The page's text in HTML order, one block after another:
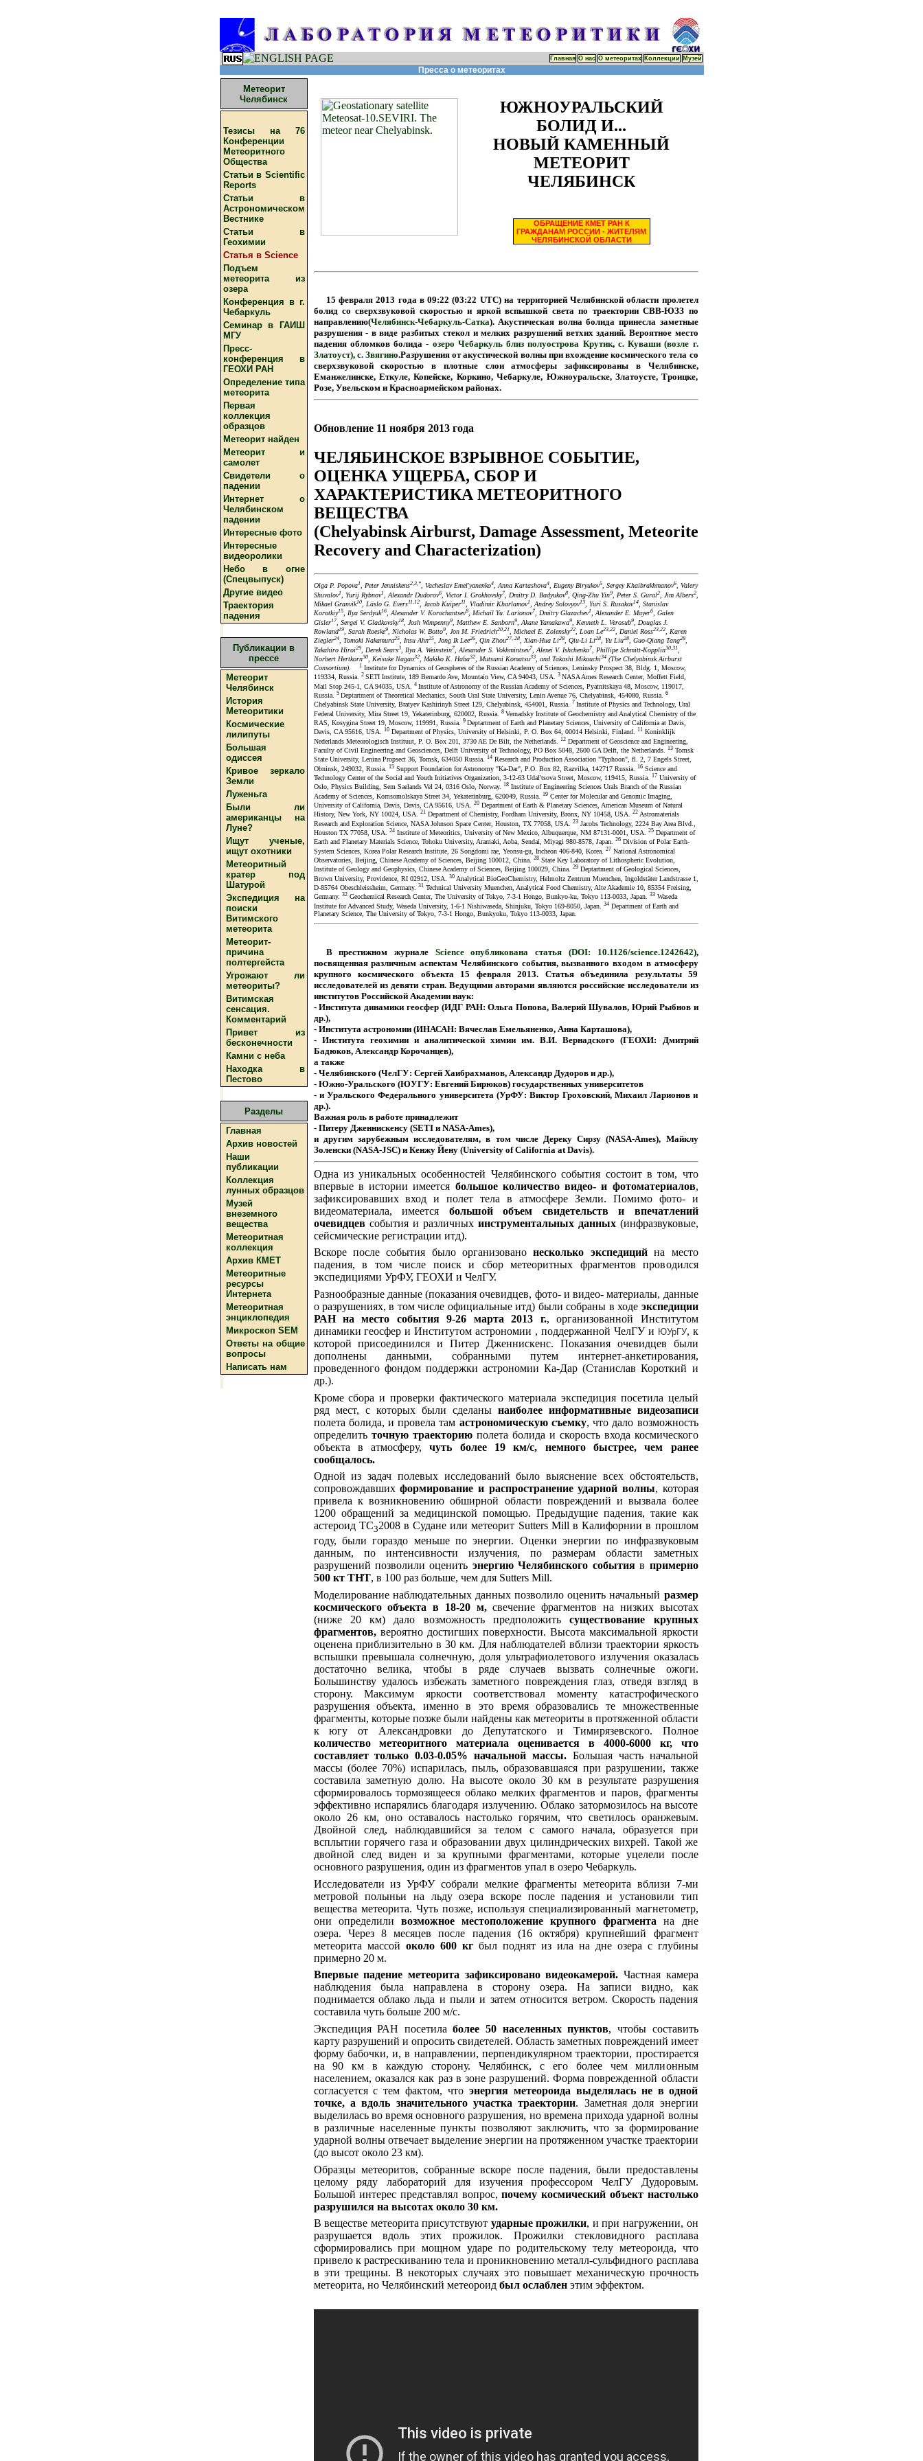
Главная О нас О метеоритах Коллекции Музей
Пресса о метеоритах
Метеорит
Челябинск
Тезисы на 76
Конференции
Метеоритного
Общества
Cтатьи в Scientific
Reports
Cтатьи в
Астрономическом
Вестнике
Cтатьи в
Геохимии
Cтатья в Science
Подъем
метеорита из
озера
Конференция в г.
Чебаркуль
Семинар в ГАИШ
МГУ
Пресс-
конференция в
ГЕОХИ РАН
Определение типа
метеорита
Первая
коллекция
образцов
Метеорит найден
Метеорит и
самолет
Свидетели о
падении
Интернет о
Челябинском
падении
Интересные фото
Интересные
видеоролики
Небо в огне
(Спецвыпуск)
Другие видео
Траектория
падения
Публикации в
прессе
Метеорит
Челябинск
История
Метеоритики
Космические
лилипуты
Большая
одиссея
Кривое зеркало
Земли
Луженьга
Были ли
американцы на
Луне?
Ищут ученые,
ищут охотники
Метеоритный
кратер под
Шатурой
Экспедиция на
поиски
Витимского
метеорита
Метеорит-
причина
полтергейста
Угрожают ли
метеориты?
Витимская
сенсация.
Комментарий
Привет из
бесконечности
Камни с неба
Находка в
Пестово
Разделы
Главная
Архив новостей
Наши
публикации
Коллекция
лунных образцов
Музей
внеземного
вещества
Метеоритная
коллекция
Архив КМЕТ
Метеоритные
ресурсы
Интернета
Метеоритная
энциклопедия
Микроскоп SEM
Ответы на общие
вопросы
Написать нам
ЮЖНОУРАЛЬСКИЙ
БОЛИД И...
НОВЫЙ КАМЕННЫЙ
МЕТЕОРИТ
ЧЕЛЯБИНСК
ОБРАЩЕНИЕ КМЕТ РАН К
ГРАЖДАНАМ РОССИИ - ЖИТЕЛЯМ
ЧЕЛЯБИНСКОЙ ОБЛАСТИ
15 февраля 2013 года в 09:22 (03:22 UTC) на территорией Челябинской области пролетел
болид со сверхзвуковой скоростью и яркой вспышкой света по траектории СВВ-ЮЗЗ по
направлению(Челябинск-Чебаркуль-Сатка). Акустическая волна болида принесла заметные
разрушения - в виде разбитых стекол и мелких разрушений ветхих зданий. Вероятное место
падения обломков болида - озеро Чебаркуль близ полуострова Крутик, с. Куваши (возле г.
Златоуст), с. Звягино.Разрушения от акустической волны при вхождение космического тела со
сверхзвуковой скоростью в плотные слои атмосферы зафиксированы в Челябинске,
Еманжелинске, Еткуле, Копейске, Коркино, Чебаркуле, Южноуральске, Златоусте, Троицке,
Розе, Увельском и Красноармейском районах.
Обновление 11 ноября 2013 года
ЧЕЛЯБИНСКОЕ ВЗРЫВНОЕ СОБЫТИЕ,
ОЦЕНКА УЩЕРБА, СБОР И
ХАРАКТЕРИСТИКА МЕТЕОРИТНОГО
ВЕЩЕСТВА
(Chelyabinsk Airburst, Damage Assessment, Meteorite
Recovery and Characterization)
Olga P. Popova1, Peter Jenniskens2,3,*, Vacheslav Emel'yanenko4, Anna Kartashova4, Eugeny Biryukov5, Sergey Khaibrakhmanov6, Valery
Shuvalov1 , Yurij Rybnov1 , Alexandr Dudorov6, Victor I. Grokhovsky7, Dmitry D. Badyukov8, Qing-Zhu Yin9, Peter S. Gural2, Jim Albers2,
Mikael Granvik10, Läslo G. Evers11,12, Jacob Kuiper11 , Vladimir Kharlamov1 , Andrey Solovyov13, Yuri S. Rusakov14, Stanislav
Korotkiy15, Ilya Serdyuk16, Alexander V. Korochantsev8, Michail Yu. Larionov7, Dmitry Glazachev1, Alexander E. Mayer6, Galen
Gisler17, Sergei V. Gladkovsky18, Josh Wimpenny9, Matthew E. Sanborn9, Akane Yamakawa9, Kenneth L. Verosub9, Douglas J.
Rowland19, Sarah Roeske9, Nicholas W. Botto9, Jon M. Friedrich20,21 , Michael E. Zolensky22, Loan Le23,22, Daniel Ross23,22, Karen
Ziegler24, Tomoki Nakamura25, Insu Ahn25, Jong Ik Lee26, Qin Zhou27, 28, Xian-Hua Li28, Qiu-Li Li28, Yu Liu28, Guo-Qiang Tang28,
Takahiro Hiroi29, Derek Sears3, Ilya A. Weinstein7, Alexander S. Vokhmintsev7, Alexei V. Ishchenko7, Phillipe Schmitt-Kopplin30,31
Norbert Hertkorn30, Keisuke Nagao32, Makiko K. Haba32, Mutsumi Komatsu33, and Takashi Mikouchi34(The Chelyabinsk Airburst
Consortium).
1Institute for Dynamics of Geospheres of the Russian Academy of Sciences, Leninsky Prospect 38, Bldg. 1, Moscow,
119334, Russia. 2 SETI Institute, 189 Bernardo Ave, Mountain View, CA 94043, USA. 3 NASA Ames Research Center, Moffett Field,
Mail Stop 245-1, CA 94035, USA.
4 Institute of Astronomy of the Russian Academy of Sciences, Pyatnitskaya 48, Moscow, 119017,
Russia. 5 Deptartment of Theoretical Mechanics, South Ural State University, Lenin Avenue 76, Chelyabinsk, 454080, Russia. 6
Chelyabinsk State University, Bratyev Kashirinyh Street 129, Chelyabinsk, 454001, Russia. 7 Institute of Physics and Technology, Ural
Federal University, Mira Street 19, Yekaterinburg, 620002, Russia.
8 Vernadsky Institute of Geochemistry and Analytical Chemistry of the
RAS, Kosygina Street 19, Moscow, 119991, Russia. 9 Deptartment of Earth and Planetary Sciences, University of California at Davis,
Davis, CA 95616, USA. 10Department of Physics, University of Helsinki, P. O. Box 64, 00014 Helsinki, Finland. 11Koninklijk
Nederlands Meteorologisch Instituut, P. O. Box 201, 3730 AE De Bilt, the Netherlands.
12Department of Geoscience and Engineering,
Faculty of Civil Engineering and Geosciences, Delft University of Technology, PO Box 5048, 2600 GA Delft, the Netherlands. 13Tomsk
State University, Lenina Propsect 36, Tomsk, 634050 Russia. 14Research and Production Association "Typhoon", fl. 2, 7 Engels Street,
Obninsk, 249032, Russia.
15Support Foundation for Astronomy "Ka-Dar", P.O. Box 82, Razvilka, 142717 Russia. 16Science and
Technology Center of the Social and Youth Initiatives Organization, 3-12-63 Udal'tsova Street, Moscow, 119415, Russia. 17 University of
Oslo, Physics Building, Sem Saelands Vel 24, 0316 Oslo, Norway. 18Institute of Engineering Sciences Urals Branch of the Russian
Academy of Sciences, Komsomolskaya Street 34, Yekaterinburg, 620049, Russia.
19Center for Molecular and Genomic Imaging,
University of California, Davis, Davis, CA 95616, USA. 20Department of Earth & Planetary Sciences, American Museum of Natural
History, New York, NY 10024, USA. 21Department of Chemistry, Fordham University, Bronx, NY 10458, USA. 22Astromaterials
Research and Exploration Science, NASA Johnson Space Center, Houston, TX 77058, USA.
23Jacobs Technology, 2224 Bay Area Blvd.,
Houston TX 77058, USA. 24Institute of Meteoritics, University of New Mexico, Albuquerque, NM 87131-0001, USA. 25Department of
Earth and Planetary Materials Science, Tohoku University, Aramaki, Aoba, Sendai, Miyagi 980-8578, Japan. 26Division of Polar Earth-
System Sciences, Korea Polar Research Institute, 26 Songdomi rae, Yeonsu-gu, Incheon 406-840, Korea.
27 National Astronomical
Observatories, Beijing, Chinese Academy of Sciences, Beijing 100012, China. 28State Key Laboratory of Lithospheric Evolution,
Institute of Geology and Geophysics, Chinese Academy of Sciences, Beijing 100029, China. 29Deptartment of Geological Sciences,
Brown University, Providence, RI 02912, USA.
30Analytical BioGeoChemistry, Helmoltz Zentrum Muenchen, Ingoldstäter Landstrasse 1,
D-85764 Obeschleissheim, Germany. 31Technical University Muenchen, Analytical Food Chemistry, Alte Akademie 10, 85354 Freising,
Germany. 32Geochemical Research Center, The University of Tokyo, 7-3-1 Hongo, Bunkyo-ku, Tokyo 113-0033, Japan. 33Waseda
Institute for Advanced Study, Waseda University, 1-6-1 Nishiwaseda, Shinjuku, Tokyo 169-8050, Japan.
34Department of Earth and
Planetary Science, The University of Tokyo, 7-3-1 Hongo, Bunkyoku, Tokyo 113-0033, Japan.
В престижном журнале Scienceопубликована статья (DOI: 10.1126/science.1242642),
посвященная различным аспектам Челябинского события, вызванного входом в атмосферу
крупного космического объекта 15 февраля 2013. Статья объединила результаты 59
исследователей из девяти стран. Ведущими авторами являются российские исследователи из
институтов Российской Академии наук:
- Института динамики геосфер (ИДГ РАН: Ольга Попова, Валерий Шувалов, Юрий Рыбнов и
др.),
- Института астрономии (ИНАСАН: Вячеслав Емельяненко, Анна Карташова),
- Института геохимии и аналитической химии им. В.И. Вернадского (ГЕОХИ: Дмитрий
Бадюков, Александр Корочанцев),
а также
- Челябинского (ЧелГУ: Сергей Хаибрахманов, Александр Дудоров и др.),
- Южно-Уральского (ЮУГУ: Евгений Бирюков) государственных университетов
- и Уральского Федерального университета (УрФУ: Виктор Гроховский, Михаил Ларионов и
др.).
Важная роль в работе принадлежит
- Питеру Дженнискенсу (SETI и NASA-Ames),
и другим зарубежным исследователям, в том числе Дереку Сирзу (NASA-Ames), Майклу
Золенски (NASA-JSC) и Кенжу Йену (University of California at Davis).
Одна из уникальных особенностей Челябинского события состоит в том, что
впервые в истории имеется большое количество видео- и фотоматериалов,
зафиксировавших вход и полет тела в атмосфере Земли. Помимо фото- и
видеоматериала, имеется большой объем свидетельств и впечатлений
очевидцевсобытия и различных инструментальных данных(инфразвуковые,
сейсмические регистрации итд).
Вскоре после события было организованонесколько экспедицийна место
падения, в том числе поиск и сбор метеоритных фрагментов проводился
экспедициями УрФУ, ГЕОХИ и ЧелГУ.
Разнообразные данные (показания очевидцев, фото- и видео- материалы, данные
о разрушениях, в том числе официальные итд) были собраны в ходе экспедиции
РАН на место события 9-26 марта 2013 г., организованной Институтом
динамики геосфер и Институтом астрономии , поддержанной ЧелГУ и ЮУрГУ, к
которой присоединился и Питер Дженнискенс. Показания очевидцев были
дополнены данными, собранными путем интернет-анкетирования,
проведенного фондом поддержки астрономии Ка-Дар (Станислав Короткий и
др.).
Кроме сбора и проверки фактического материала экспедиция посетила целый
ряд мест, с которых были сделаны наиболее информативные видеозаписи
полета болида, и провела там астрономическую съемку, что дало возможность
определить точную траекториюполета болида и скорость входа космического
объекта в атмосферу,чуть более 19 км/c, немного быстрее, чем ранее
сообщалось.
Одной из задач полевых исследований было выяснение всех обстоятельств,
сопровождавшихформирование и распространение ударной волны, которая
привела к возникновению обширной области повреждений и вызвала более
1200 обращений за медицинской помощью. Предыдущие падения, такие как
астероид TC32008 в Судане или метеорит Sutters Mill в Калифорнии в прошлом
году, были гораздо меньше по энергии. Оценки энергии по инфразвуковым
данным, по интенсивности излучения, по размерам области заметных
разрушений позволили оценить энергию Челябинского событияв примерно
500 кт ТНТ, в 100 раз больше, чем для Sutters Mill.
Моделирование наблюдательных данных позволило оценить начальный размер
космического объекта в 18-20 м,свечение фрагментов на низких высотах
(ниже 20 км) дало возможность предположитьсуществование крупных
фрагментов,вероятно достигших поверхности. Высота максимальной яркости
оценена приблизительно в 30 км. Для наблюдателей вблизи траектории яркость
вспышки превышала солнечную, доля ультрафиолетового излучения оказалась
достаточно велика, чтобы в ряде случаев вызвать солнечные ожоги.
Большинству удалось избежать заметного повреждения глаз, отведя взгляд в
сторону. Максимум яркости соответствовал моменту катастрофического
разрушения объекта, именно в это время образовались те множественные
фрагменты, которые позже были найдены как метеориты в протяженной области
к югу от Александровки до Депутатского и Тимирязевского. Полное
количество метеоритного материала оценивается в 4000-6000 кг, что
составляет только 0.03-0.05% начальной массы.Большая часть начальной
массы (более 70%) испарилась, пыль, образовавшаяся при разрушении, также
составила заметную долю. На высоте около 30 км в результате разрушения
сформировалось тормозящееся облако мелких фрагментов и паров, фрагменты
эффективно испарялись благодаря излучению. Облако затормозилось на высоте
около 26 км, оно оставалось настолько горячим, что светилось оранжевым.
Двойной след, наблюдавшийся за телом с самого начала, образуется при
всплытии горячего газа и образовании двух цилиндрических вихрей. Такой же
двойной след виден и за крупными фрагментами, которые уцелели после
основного разрушения, один из фрагментов упал в озеро Чебаркуль.
Исследователи из УрФУ собрали мелкие фрагменты метеорита вблизи 7-ми
метровой полыньи на льду озера вскоре после падения и установили тип
вещества метеорита. Чуть позже, используя специализированный магнетометр,
они определили возможное местоположение крупного фрагмента на дне
озера. Через 8 месяцев после падения (16 октября) крупнейший фрагмент
метеорита массой около 600 кгбыл поднят из ила на дне озера с глубины
примерно 20 м.
Впервые падение метеорита зафиксировано видеокамерой. Частная камера
наблюдения была направлена в сторону озера. На записи видно, как
поднимается облако льда и пыли и затем относится ветром. Скорость падения
составила чуть больше 200 м/c.
Экспедиция РАН посетилаболее 50 населенных пунктов, чтобы составить
карту разрушений и опросить свидетелей. Область заметных повреждений имеет
форму бабочки, и, в направлении, перпендикулярном траектории, простирается
на 90 км в каждую сторону. Челябинск, с его более чем миллионным
населением, оказался как раз в зоне разрушений. Форма поврежденной области
согласуется с тем фактом, что энергия метеороида выделялась не в одной
точке, а вдоль значительного участка траектории. Заметная доля энергии
выделилась во время основного разрушения, но времена прихода ударной волны
в различные населенные пункты позволяют заключить, что за формирование
ударной волны отвечает выделение энергии на протяженном участке траектории
(до высот около 23 км).
Образцы метеоритов, собранные вскоре после падения, были предоставлены
целому ряду лабораторий для изучения профессором ЧелГУ Дудоровым.
Большой интерес представлял вопрос,почему космический объект настолько
разрушился на высотах около 30 км.
В веществе метеорита присутствуют ударные прожилки, и при нагружении, он
разрушается вдоль этих прожилок. Прожилки стекловидного расплава
сформировались при мощном ударе по родительскому телу метеороида, что
привело к растрескиванию тела и проникновению металл-сульфидного расплава
в эти трещины. В некоторых случаях это повышает механическую прочность
метеорита, но Челябинский метеороид был ослабленэтим эффектом.